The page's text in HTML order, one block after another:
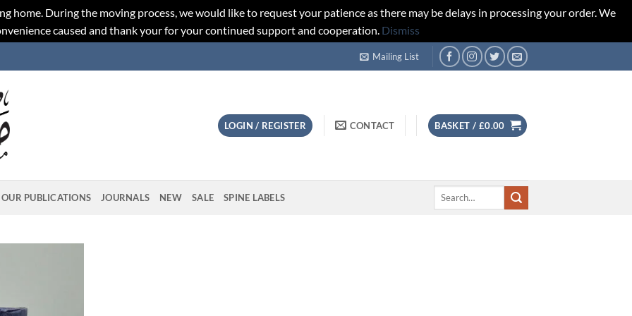
home. During the moving process, we would like to request your patience as there may be delays in processing your order. We
caused and thank your for your continued support and cooperation. Dismiss
Mailing List
LOGIN / REGISTER CONTACT BASKET / £0.00
OUR PUBLICATIONS JOURNALS NEW SALE SPINE LABELS
Search